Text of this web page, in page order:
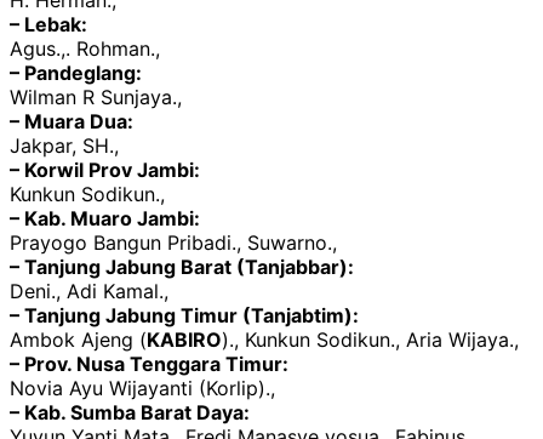
– Lebak:
Agus.,. Rohman.,
– Pandeglang:
Wilman R Sunjaya.,
– Muara Dua:
Jakpar, SH.,
– Korwil Prov Jambi:
Kunkun Sodikun.,
– Kab. Muaro Jambi:
Prayogo Bangun Pribadi., Suwarno.,
– Tanjung Jabung Barat (Tanjabbar):
Deni., Adi Kamal.,
– Tanjung Jabung Timur (Tanjabtim):
Ambok Ajeng (KABIRO)., Kunkun Sodikun., Aria Wijaya.,
– Prov. Nusa Tenggara Timur:
Novia Ayu Wijayanti (Korlip).,
– Kab. Sumba Barat Daya: